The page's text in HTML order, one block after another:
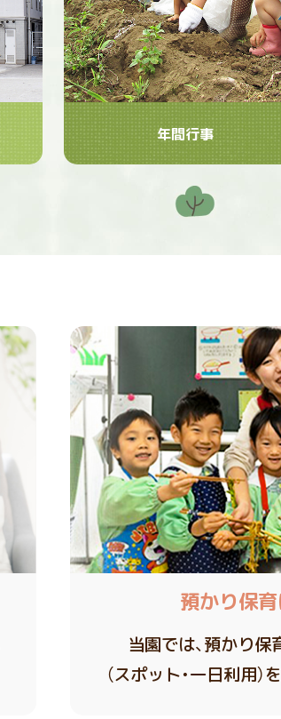
年間行事
預かり保
当園では、預かり保
（スポット・一日利用）